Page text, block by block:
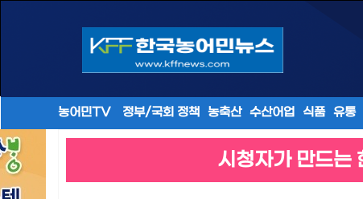
농어민TV 정부/국회 정책 농축산 수산어업 식품 유통
시청자가 만드는